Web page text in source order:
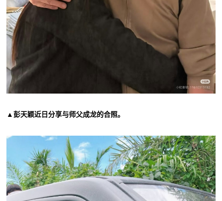
▲彭天颖近日分享与师父成龙的合照。